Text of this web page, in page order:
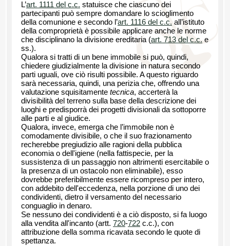
L’art. 1111 del c.c. statuisce che ciascuno dei
partecipanti può sempre domandare lo scioglimento
della comunione e secondo l’art. 1116 del c.c. all’istituto
della comproprietà è possibile applicare anche le norme
che disciplinano la divisione ereditaria (art. 713 del c.c. e
ss.).
Qualora si tratti di un bene immobile si può, quindi,
chiedere giudizialmente la divisione in natura secondo
parti uguali, ove ciò risulti possibile. A questo riguardo
sarà necessaria, quindi, una perizia che, offrendo una
valutazione squisitamente tecnica, accerterà la
divisibilità del terreno sulla base della descrizione dei
luoghi e predisporrà dei progetti divisionali da sottoporre
alle parti e al giudice.
Qualora, invece, emerga che l’immobile non è
comodamente divisibile, o che il suo frazionamento
recherebbe pregiudizio alle ragioni della pubblica
economia o dell'igiene (nella fattispecie, per la
sussistenza di un passaggio non altrimenti esercitabile o
la presenza di un ostacolo non eliminabile), esso
dovrebbe preferibilmente essere ricompreso per intero,
con addebito dell'eccedenza, nella porzione di uno dei
condividenti, dietro il versamento del necessario
conguaglio in denaro.
Se nessuno dei condividenti è a ciò disposto, si fa luogo
alla vendita all'incanto (artt. 720-722 c.c.), con
attribuzione della somma ricavata secondo le quote di
spettanza.